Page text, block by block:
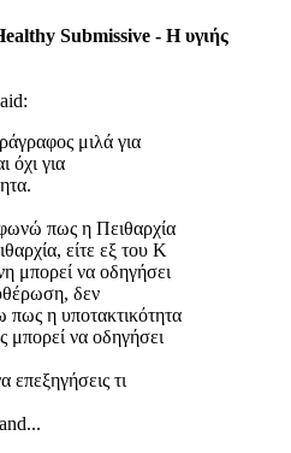
Submissive - Η υγιής
μιλά για
όχι για
πως η Πειθαρχία
είτε εξ του Κ
μπορεί να οδηγήσει
δεν
πως η υποτακτικότητα
μπορεί να οδηγήσει
επεξηγήσεις τι